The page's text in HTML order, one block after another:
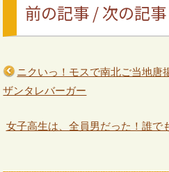
前の記事 / 次の記事
ニクいっ！モスで南北ご当地唐
ザンタレバーガー
女子高生は、全員男だった！誰で